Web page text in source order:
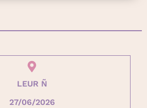
LEUR Ñ
27/06/2026